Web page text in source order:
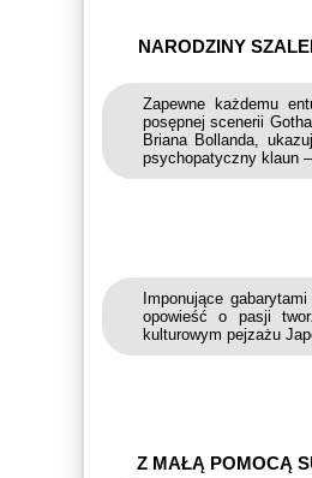
NARODZINY
Zapewne każdemu
posępnej scenerii
Briana Bollanda,
psychopatyczny klaun
Imponujące
opowieść o pasji
kulturowym pejzażu
Z MAŁĄ POMOCĄ